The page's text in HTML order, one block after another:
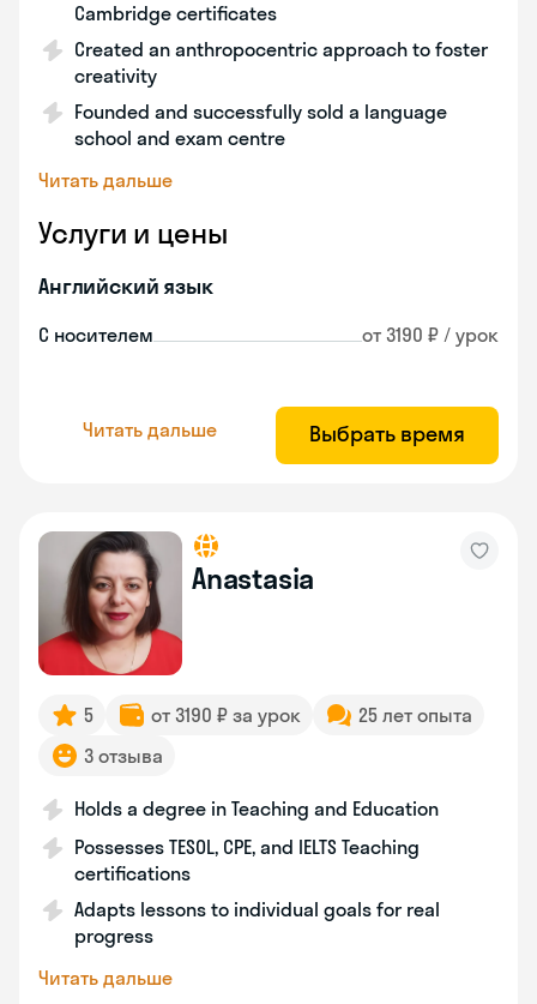
Cambridge certificates
Created an anthropocentric approach to foster
creativity
Founded and successfully sold a language
school and exam centre
Читать дальше
Услуги и цены
Английский язык
С носителем от 3190 ₽ / урок
Читать дальше Выбрать время
Anastasia
5 от 3190 ₽ за урок
25 лет опыта
3 отзыва
Holds a degree in Teaching and Education
Possesses TESOL, CPE, and IELTS Teaching
certifications
Adapts lessons to individual goals for real
progress
Читать дальше